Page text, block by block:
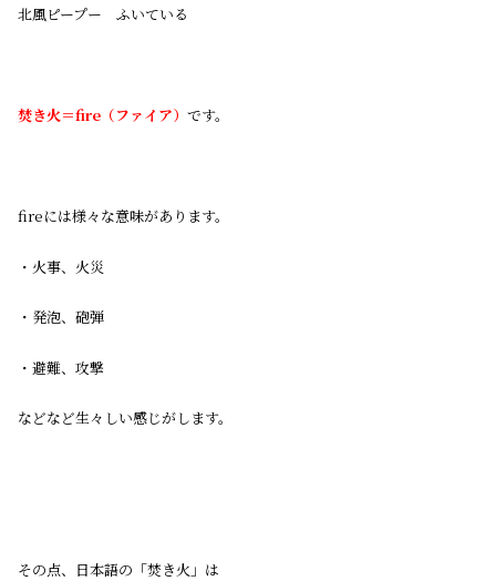
北風ピープー ふいている
焚き火＝fire（ファイア） です。
fireには様々な意味があります。
・火事、火災
・発泡、砲弾
・避難、攻撃
などなど生々しい感じがします。
その点、日本語の「焚き火」は